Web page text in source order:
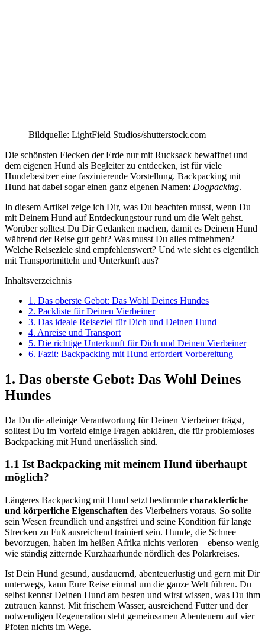
Bildquelle: LightField Studios/shutterstock.com
Die schönsten Flecken der Erde nur mit Rucksack bewaffnet und
dem eigenen Hund als Begleiter zu entdecken, ist für viele
Hundebesitzer eine faszinierende Vorstellung. Backpacking mit
Hund hat dabei sogar einen ganz eigenen Namen: Dogpacking.
In diesem Artikel zeige ich Dir, was Du beachten musst, wenn Du
mit Deinem Hund auf Entdeckungstour rund um die Welt gehst.
Worüber solltest Du Dir Gedanken machen, damit es Deinem Hund
während der Reise gut geht? Was musst Du alles mitnehmen?
Welche Reiseziele sind empfehlenswert? Und wie sieht es eigentlich
mit Transportmitteln und Unterkunft aus?
Inhaltsverzeichnis
1. Das oberste Gebot: Das Wohl Deines Hundes
2. Packliste für Deinen Vierbeiner
3. Das ideale Reiseziel für Dich und Deinen Hund
4. Anreise und Transport
5. Die richtige Unterkunft für Dich und Deinen Vierbeiner
6. Fazit: Backpacking mit Hund erfordert Vorbereitung
1. Das oberste Gebot: Das Wohl Deines
Hundes
Da Du die alleinige Verantwortung für Deinen Vierbeiner trägst,
solltest Du im Vorfeld einige Fragen abklären, die für problemloses
Backpacking mit Hund unerlässlich sind.
1.1 Ist Backpacking mit meinem Hund überhaupt
möglich?
Längeres Backpacking mit Hund setzt bestimmte charakterliche
und körperliche Eigenschaften des Vierbeiners voraus. So sollte
sein Wesen freundlich und angstfrei und seine Kondition für lange
Strecken zu Fuß ausreichend trainiert sein. Hunde, die Schnee
bevorzugen, haben im heißen Afrika nichts verloren – ebenso wenig
wie ständig zitternde Kurzhaarhunde nördlich des Polarkreises.
Ist Dein Hund gesund, ausdauernd, abenteuerlustig und gern mit Dir
unterwegs, kann Eure Reise einmal um die ganze Welt führen. Du
selbst kennst Deinen Hund am besten und wirst wissen, was Du ihm
zutrauen kannst. Mit frischem Wasser, ausreichend Futter und der
notwendigen Regeneration steht gemeinsamen Abenteuern auf vier
Pfoten nichts im Wege.